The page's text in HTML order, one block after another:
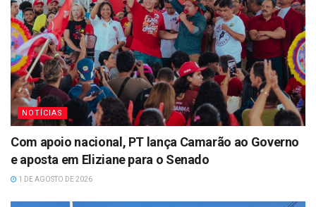
NOTÍCIAS
Com apoio nacional, PT lança Camarão ao Governo
e aposta em Eliziane para o Senado
1 DE AGOSTO DE 2026